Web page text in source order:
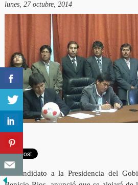
lunes, 27 octubre, 2014
el Candidato a la Presidencia del